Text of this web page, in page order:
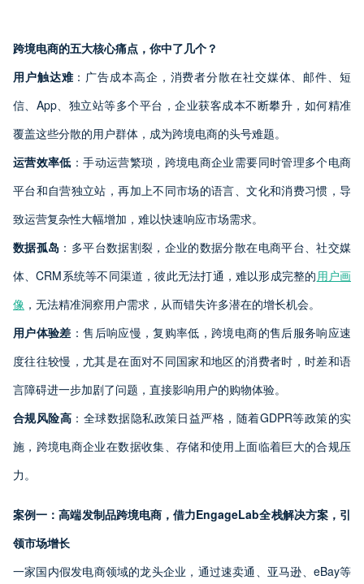
跨境电商的五大核心痛点，你中了几个？
用户触达难：广告成本高企，消费者分散在社交媒体、邮件、短
信、App、独立站等多个平台，企业获客成本不断攀升，如何精准
覆盖这些分散的用户群体，成为跨境电商的头号难题。
运营效率低 ：手动运营繁琐，跨境电商企业需要同时管理多个电商
平台和自营独立站，再加上不同市场的语言、文化和消费习惯，导
致运营复杂性大幅增加，难以快速响应市场需求。
数据孤岛 ：多平台数据割裂，企业的数据分散在电商平台、社交媒
体、CRM系统等不同渠道，彼此无法打通，难以形成完整的 用户画
像 ，无法精准洞察用户需求，从而错失许多潜在的增长机会。
用户体验差 ：售后响应慢，复购率低，跨境电商的售后服务响应速
度往往较慢，尤其是在面对不同国家和地区的消费者时，时差和语
言障碍进一步加剧了问题，直接影响用户的购物体验。
合规风险高 ：全球数据隐私政策日益严格，随着GDPR等政策的实
施，跨境电商企业在数据收集、存储和使用上面临着巨大的合规压
力。
案例一：高端发制品跨境电商，借力EngageLab全栈解决方案，引
领市场增长
一家国内假发电商领域的龙头企业，通过速卖通、亚马逊、eBay等